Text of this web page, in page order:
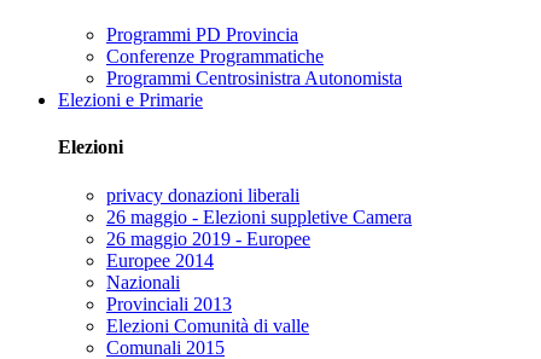
Programmi PD Provincia
Conferenze Programmatiche
Programmi Centrosinistra Autonomista
Elezioni e Primarie
Elezioni
privacy donazioni liberali
26 maggio - Elezioni suppletive Camera
26 maggio 2019 - Europee
Europee 2014
Nazionali
Provinciali 2013
Elezioni Comunità di valle
Comunali 2015